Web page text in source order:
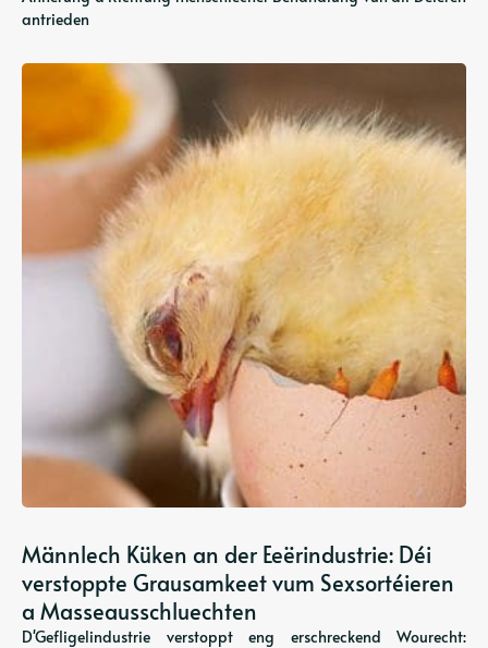
antrieden
Männlech Küken an der Eeërindustrie: Déi
verstoppte Grausamkeet vum Sexsortéieren
a Masseausschluechten
D'Gefligelindustrie verstoppt eng erschreckend Wourecht: